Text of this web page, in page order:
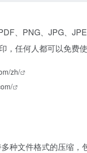
、PNG、JPG、
任何人都可以免费使
zh/
种文件格式的压缩